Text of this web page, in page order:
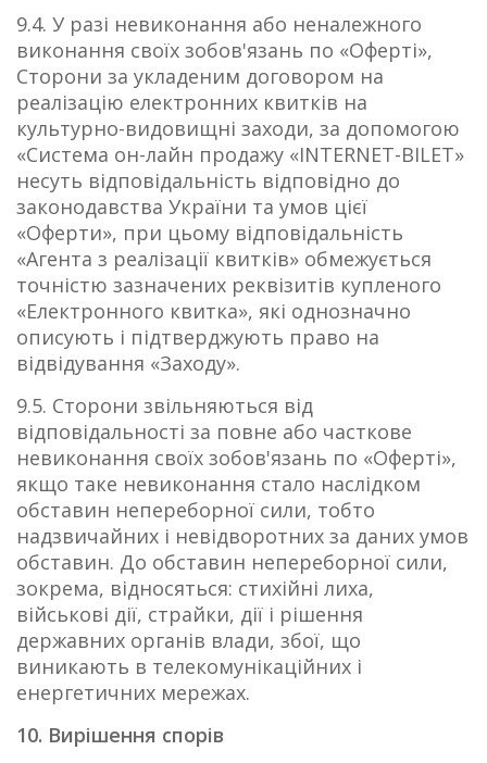
9.4. У разі невиконання або неналежного
виконання своїх зобов'язань по «Оферті»,
Сторони за укладеним договором на
реалізацію електронних квитків на
культурно-видовищні заходи, за допомогою
«Система он-лайн продажу «INTERNET-BILET»
несуть відповідальність відповідно до
законодавства України та умов цієї
«Оферти», при цьому відповідальність
«Агента з реалізації квитків» обмежується
точністю зазначених реквізитів купленого
«Електронного квитка», які однозначно
описують і підтверджують право на
відвідування «Заходу».
9.5. Сторони звільняються від
відповідальності за повне або часткове
невиконання своїх зобов'язань по «Оферті»,
якщо таке невиконання стало наслідком
обставин непереборної сили, тобто
надзвичайних і невідворотних за даних умов
обставин. До обставин непереборної сили,
зокрема, відносяться: стихійні лиха,
військові дії, страйки, дії і рішення
державних органів влади, збої, що
виникають в телекомунікаційних і
енергетичних мережах.
10. Вирішення спорів